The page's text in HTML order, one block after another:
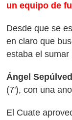
un equipo de
Desde que se
en claro que
estaba el sumar
Ángel
(7'), con una
El Cuate